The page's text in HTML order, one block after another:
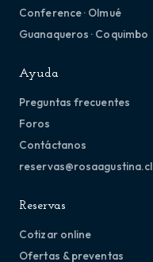
Conference · Olmué
Guanaqueros · Coquimbo
Ayuda
Preguntas frecuentes
Foros
Contáctanos
reservas@rosaagustina.cl
Reservas
Cotizar online
Ofertas & preventas